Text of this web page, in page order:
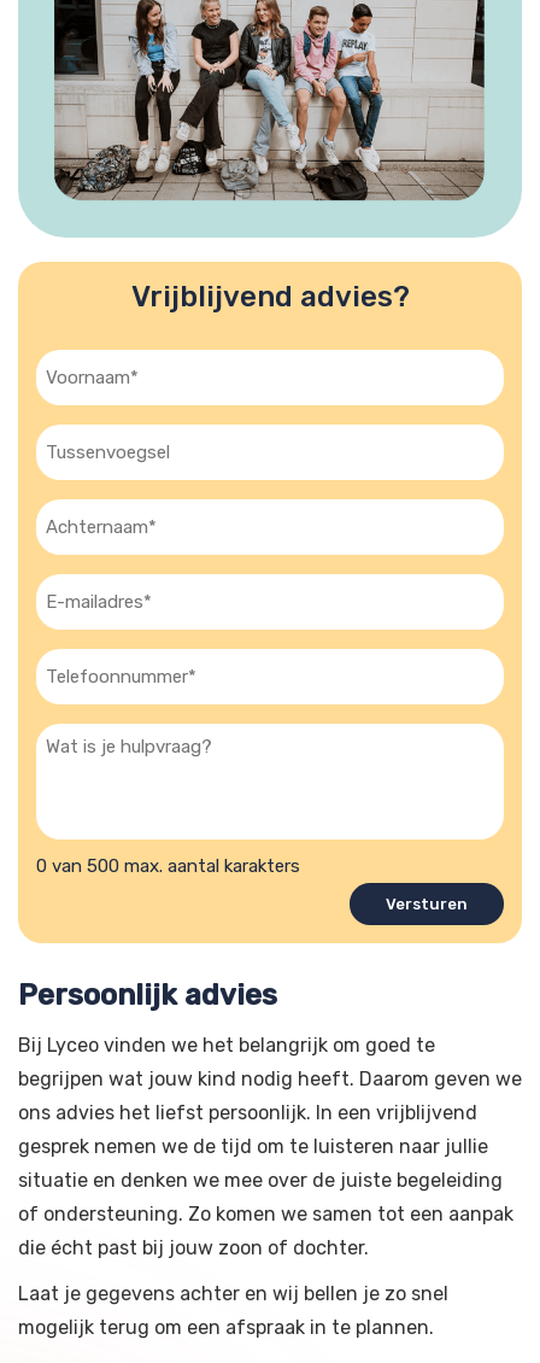
Vrijblijvend advies?
Voornaam
(Vereist)
Tussenvoegsel
Achternaam
(Vereist)
E-
mailadres
(Vereist)
Telefoon
(Vereist)
Wat
hulpvraag?
0 van 500 max. aantal karakters
Persoonlijk advies
Bij Lyceo vinden we het belangrijk om goed te
begrijpen wat jouw kind nodig heeft. Daarom geven we
ons advies het liefst persoonlijk. In een vrijblijvend
gesprek nemen we de tijd om te luisteren naar jullie
situatie en denken we mee over de juiste begeleiding
of ondersteuning. Zo komen we samen tot een aanpak
die écht past bij jouw zoon of dochter.
Laat je gegevens achter en wij bellen je zo snel
mogelijk terug om een afspraak in te plannen.